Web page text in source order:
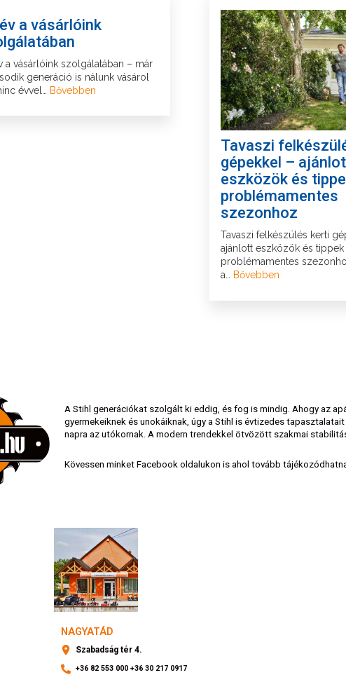
a vásárlóink
a vásárlóink szolgálatában – már
generáció is nálunk vásárol
évvel… Bővebben
Tavaszi
gépekkel –
eszközök és
problémamentes
szezonhoz
Tavaszi felkészülés kerti
ajánlott eszközök és tippek
problémamentes
a… Bővebben
A Stihl generációkat szolgált ki eddig, és fog is mindig. Ahogy az
gyermekeiknek és unokáiknak, úgy a Stihl is évtizedes
napra az utókornak. A modern trendekkel ötvözött szakmai
Kövessen minket Facebook oldalukon is ahol tovább
NAGYATÁD
Szabadság tér 4.
+36 82 553 000 +36 30 217 0917